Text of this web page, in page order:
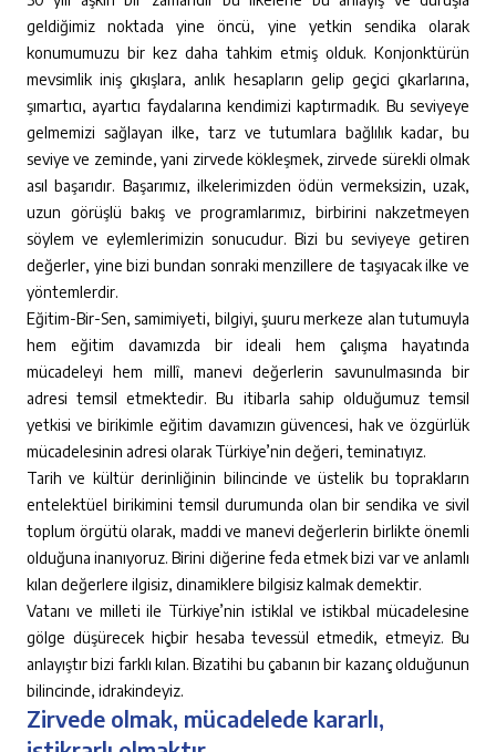
Zirvede olmak, mücadelede kararlı,
geldiğimiz noktada yine öncü, yine yetkin sendika olarak
konumumuzu bir kez daha tahkim etmiş olduk. Konjonktürün
mevsimlik iniş çıkışlara, anlık hesapların gelip geçici çıkarlarına,
şımartıcı, ayartıcı faydalarına kendimizi kaptırmadık. Bu seviyeye
gelmemizi sağlayan ilke, tarz ve tutumlara bağlılık kadar, bu
seviye ve zeminde, yani zirvede kökleşmek, zirvede sürekli olmak
asıl başarıdır. Başarımız, ilkelerimizden ödün vermeksizin, uzak,
uzun görüşlü bakış ve programlarımız, birbirini nakzetmeyen
söylem ve eylemlerimizin sonucudur. Bizi bu seviyeye getiren
değerler, yine bizi bundan sonraki menzillere de taşıyacak ilke ve
yöntemlerdir.
Eğitim-Bir-Sen, samimiyeti, bilgiyi, şuuru merkeze alan tutumuyla
hem eğitim davamızda bir ideali hem çalışma hayatında
mücadeleyi hem millî, manevi değerlerin savunulmasında bir
adresi temsil etmektedir. Bu itibarla sahip olduğumuz temsil
yetkisi ve birikimle eğitim davamızın güvencesi, hak ve özgürlük
mücadelesinin adresi olarak Türkiye’nin değeri, teminatıyız.
Tarih ve kültür derinliğinin bilincinde ve üstelik bu toprakların
entelektüel birikimini temsil durumunda olan bir sendika ve sivil
toplum örgütü olarak, maddi ve manevi değerlerin birlikte önemli
olduğuna inanıyoruz. Birini diğerine feda etmek bizi var ve anlamlı
kılan değerlere ilgisiz, dinamiklere bilgisiz kalmak demektir.
Vatanı ve milleti ile Türkiye’nin istiklal ve istikbal mücadelesine
gölge düşürecek hiçbir hesaba tevessül etmedik, etmeyiz. Bu
anlayıştır bizi farklı kılan. Bizatihi bu çabanın bir kazanç olduğunun
bilincinde, idrakindeyiz.